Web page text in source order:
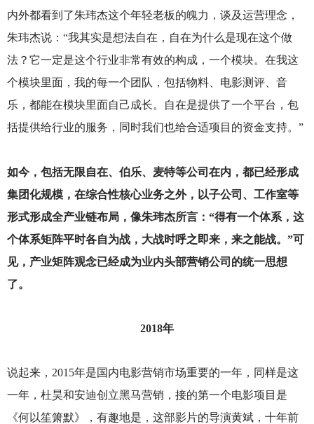
内外都看到了朱玮杰这个年轻老板的魄力，谈及运营理念，
朱玮杰说：“我其实是想法自在，自在为什么是现在这个做
法？它一定是这个行业非常有效的构成，一个模块。在我这
个模块里面，我的每一个团队，包括物料、电影测评、音
乐，都能在模块里面自己成长。自在是提供了一个平台，包
括提供给行业的服务，同时我们也给合适项目的资金支持。”
如今，包括无限自在、伯乐、麦特等公司在内，都已经形成
集团化规模，在综合性核心业务之外，以子公司、工作室等
形式形成全产业链布局，像朱玮杰所言：“得有一个体系，这
个体系矩阵平时各自为战，大战时呼之即来，来之能战。”可
见，产业矩阵观念已经成为业内头部营销公司的统一思想
了。
2018年
说起来，2015年是国内电影营销市场重要的一年，同样是这
一年，杜昊和安迪创立黑马营销，接的第一个电影项目是
《何以笙箫默》，有趣地是，这部影片的导演黄斌，十年前